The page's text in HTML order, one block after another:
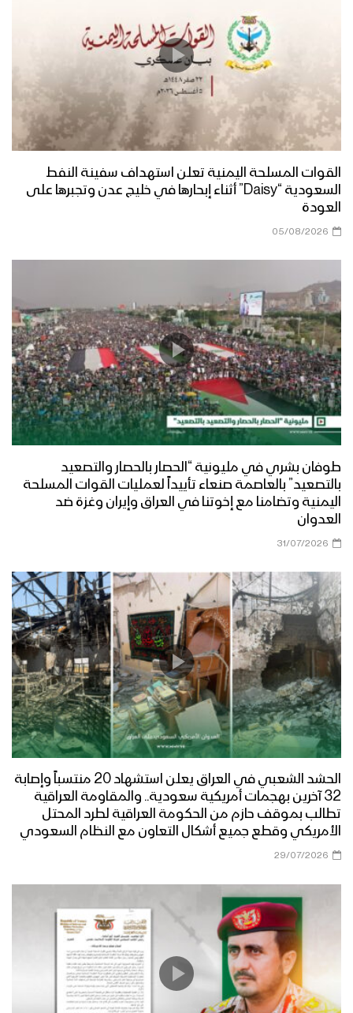
القوات المسلحة اليمنية تعلن استهداف سفينة النفط
السعودية “Daisy” أثناء إبحارها في خليج عدن وتجبرها على
العودة
05/08/2026
طوفان بشري في مليونية “الحصار بالحصار والتصعيد
بالتصعيد” بالعاصمة صنعاء تأييداً لعمليات القوات المسلحة
اليمنية وتضامنا مع إخوتنا في العراق وإيران وغزة ضد
العدوان
31/07/2026
الحشد الشعبي في العراق يعلن استشهاد 20 منتسباً وإصابة
32 آخرين بهجمات أمريكية سعودية.. والمقاومة العراقية
تطالب بموقف حازم من الحكومة العراقية لطرد المحتل
الأمريكي وقطع جميع أشكال التعاون مع النظام السعودي
29/07/2026